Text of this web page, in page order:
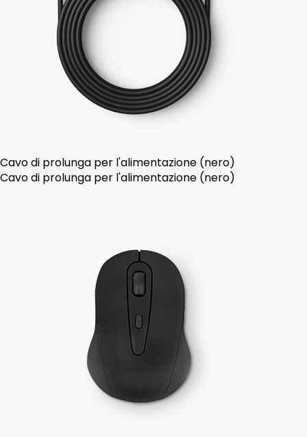
Cavo di prolunga per l'alimentazione (nero)
Cavo di prolunga per l'alimentazione (nero)